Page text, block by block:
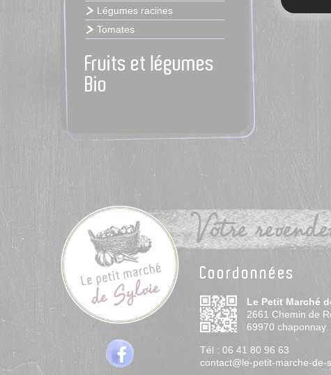
Légumes racines
Tomates
Fruits et légumes
Bio
Votre
Coordonnées
Le Petit Marché
2661 Chemin de
69970 chaponnay
Tél : 06 41 80 96 63
contact@le-petit-marche-de-